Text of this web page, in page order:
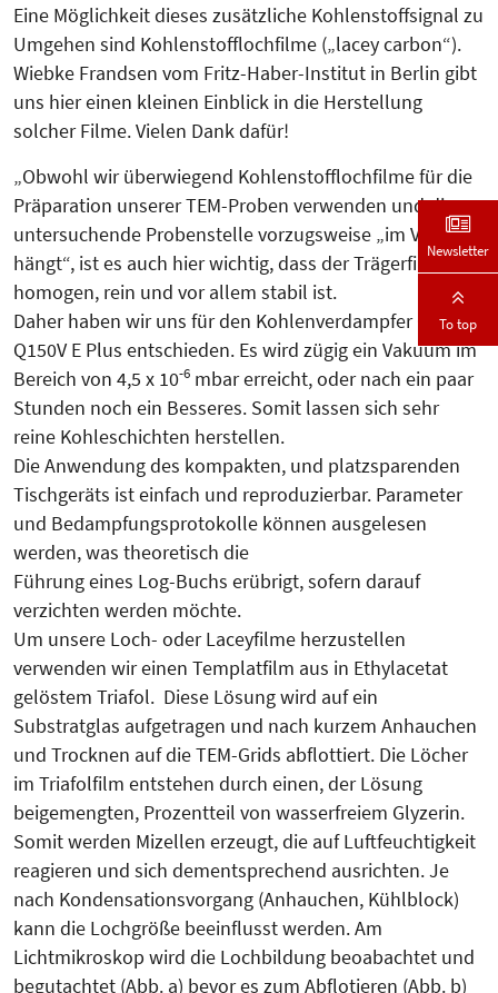
Eine Möglichkeit dieses zusätzliche Kohlenstoffsignal zu
Umgehen sind Kohlenstofflochfilme („lacey carbon“).
Wiebke Frandsen vom Fritz-Haber-Institut in Berlin gibt
uns hier einen kleinen Einblick in die Herstellung
solcher Filme. Vielen Dank dafür!
„Obwohl wir überwiegend Kohlenstofflochfilme für die
Präparation unserer TEM-Proben verwenden und die zu
untersuchende Probenstelle vorzugsweise „im Vakuum
hängt“, ist es auch hier wichtig, dass der Trägerfilm
homogen, rein und vor allem stabil ist.
Daher haben wir uns für den Kohlenverdampfer QT
Q150V E Plus entschieden. Es wird zügig ein Vakuum im
Bereich von 4,5 x 10-6 mbar erreicht, oder nach ein paar
Stunden noch ein Besseres. Somit lassen sich sehr
reine Kohleschichten herstellen.
Die Anwendung des kompakten, und platzsparenden
Tischgeräts ist einfach und reproduzierbar. Parameter
und Bedampfungsprotokolle können ausgelesen
werden, was theoretisch die
Führung eines Log-Buchs erübrigt, sofern darauf
verzichten werden möchte.
Um unsere Loch- oder Laceyfilme herzustellen
verwenden wir einen Templatfilm aus in Ethylacetat
gelöstem Triafol. Diese Lösung wird auf ein
Substratglas aufgetragen und nach kurzem Anhauchen
und Trocknen auf die TEM-Grids abflottiert. Die Löcher
im Triafolfilm entstehen durch einen, der Lösung
beigemengten, Prozentteil von wasserfreiem Glyzerin.
Somit werden Mizellen erzeugt, die auf Luftfeuchtigkeit
reagieren und sich dementsprechend ausrichten. Je
nach Kondensationsvorgang (Anhauchen, Kühlblock)
kann die Lochgröße beeinflusst werden. Am
Lichtmikroskop wird die Lochbildung beoabachtet und
begutachtet (Abb. a) bevor es zum Abflotieren (Abb. b)
Newsletter
To top